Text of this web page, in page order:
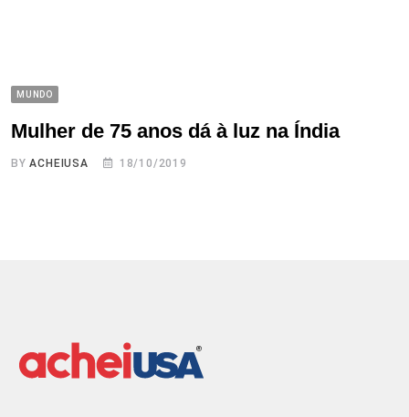
MUNDO
Mulher de 75 anos dá à luz na Índia
BYACHEIUSA 18/10/2019